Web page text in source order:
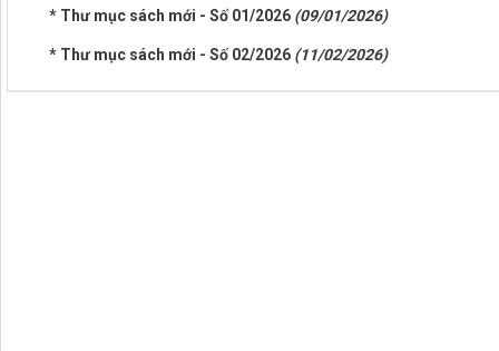
* Thư mục sách mới - Số 01/2026 (09/01/2026)
* Thư mục sách mới - Số 02/2026 (11/02/2026)